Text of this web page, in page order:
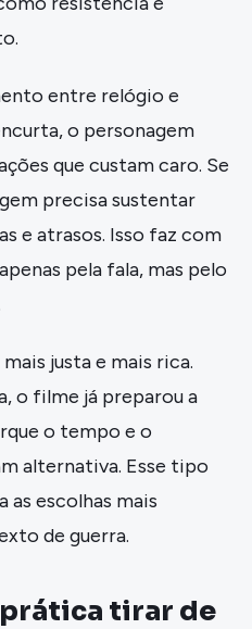
entre relógio e
o personagem
que custam caro. Se
precisa sustentar
e atrasos. Isso faz com
pela fala, mas pelo
justa e mais rica.
o filme já preparou a
o tempo e o
alternativa. Esse tipo
escolhas mais
de guerra.
tirar de